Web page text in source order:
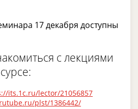
17 декабря доступны
с лекциями
its.1c.ru/lector/21056857
plst/1386442/